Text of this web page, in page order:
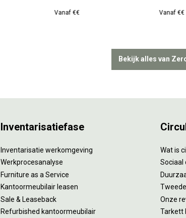
Vanaf €€ Vanaf €€
Bekijk alles van
Inventarisatiefase
Inventarisatie werkomgeving
Werkprocesanalyse
Furniture as a Service
Kantoormeubilair leasen
Sale & Leaseback
Refurbished kantoormeubilair
Wat is
Sociaal
Onze
Tarkett